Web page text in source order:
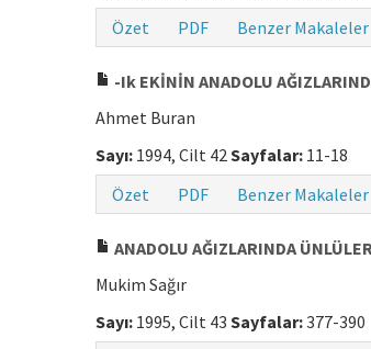
Özet
PDF Benzer Makaleler
-Ik EKİNİN ANADOLU
Ahmet Buran
Sayı: 1994, Cilt 42Sayfalar: 11-18
Özet
PDF Benzer Makaleler
ANADOLU AĞIZLARINDA
Mukim Sağır
Sayı: 1995, Cilt 43 Sayfalar:377-390